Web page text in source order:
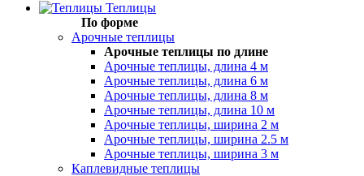
Теплицы
По форме
Арочные теплицы
Арочные теплицы по длине
Арочные теплицы, длина 4 м
Арочные теплицы, длина 6 м
Арочные теплицы, длина 8 м
Арочные теплицы, длина 10 м
Арочные теплицы, ширина 2 м
Арочные теплицы, ширина 2.5 м
Арочные теплицы, ширина 3 м
Каплевидные теплицы